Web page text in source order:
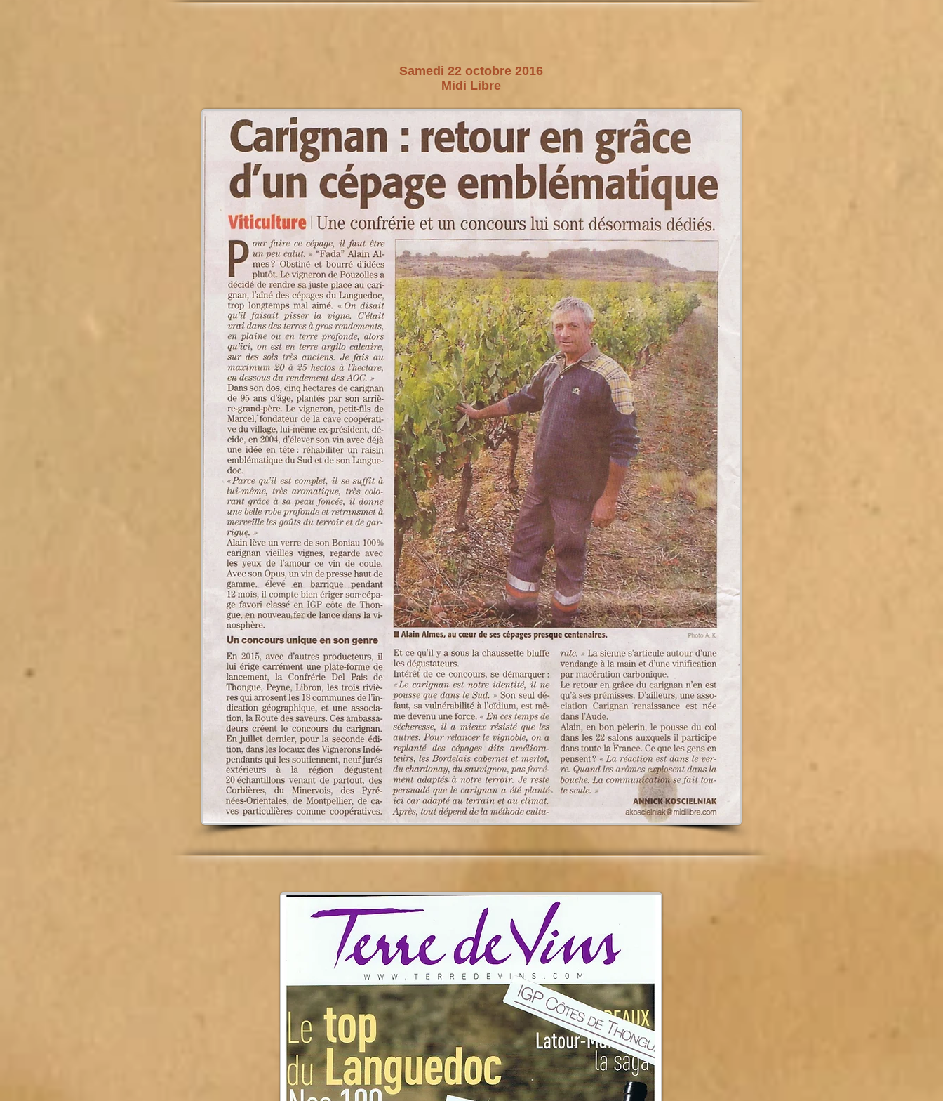
Samedi 22 octobre 2016
Midi Libre